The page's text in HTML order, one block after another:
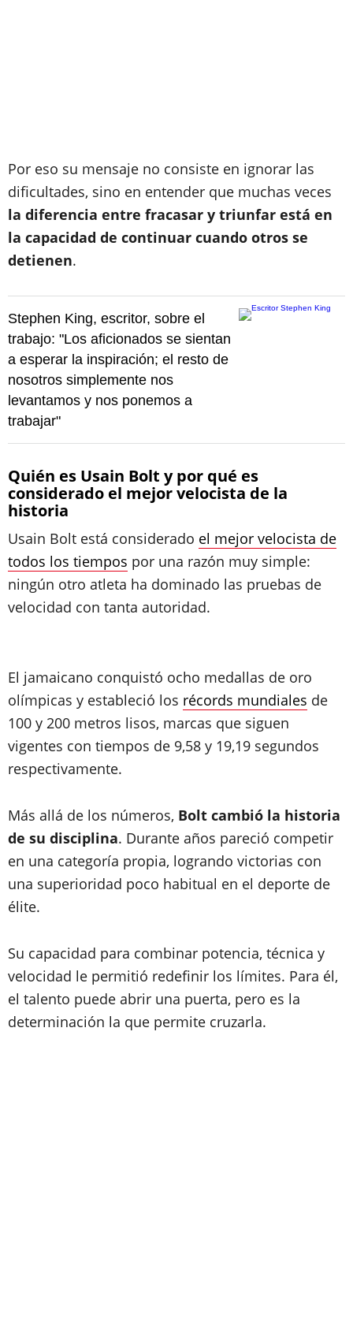
Por eso su mensaje no consiste en ignorar las
dificultades, sino en entender que muchas veces
la diferencia entre fracasar y triunfar está en
la capacidad de continuar cuando otros se
detienen.
Stephen King, escritor, sobre el
trabajo: "Los aficionados se sientan
a esperar la inspiración; el resto de
nosotros simplemente nos
levantamos y nos ponemos a
trabajar"
Quién es Usain Bolt y por qué es
considerado el mejor velocista de la
historia
Usain Bolt está considerado el mejor velocista de
todos los tiempos por una razón muy simple:
ningún otro atleta ha dominado las pruebas de
velocidad con tanta autoridad.
El jamaicano conquistó ocho medallas de oro
olímpicas y estableció los récords mundiales de
100 y 200 metros lisos, marcas que siguen
vigentes con tiempos de 9,58 y 19,19 segundos
respectivamente.
Más allá de los números, Bolt cambió la historia
de su disciplina. Durante años pareció competir
en una categoría propia, logrando victorias con
una superioridad poco habitual en el deporte de
élite.
Su capacidad para combinar potencia, técnica y
velocidad le permitió redefinir los límites. Para él,
el talento puede abrir una puerta, pero es la
determinación la que permite cruzarla.